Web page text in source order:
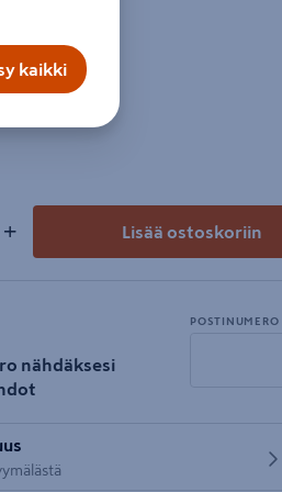
+ Lisää ostoskoriin
nähdäksesi
POSTINUMERO
postinumero
kaikki